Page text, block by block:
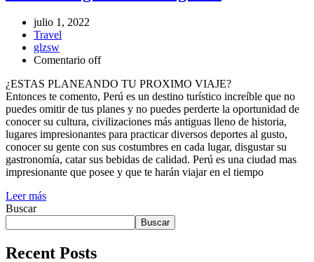
julio 1, 2022
Travel
glzsw
Comentario off
¿ESTAS PLANEANDO TU PROXIMO VIAJE?
Entonces te comento, Perú es un destino turístico increíble que no
puedes omitir de tus planes y no puedes perderte la oportunidad de
conocer su cultura, civilizaciones más antiguas lleno de historia,
lugares impresionantes para practicar diversos deportes al gusto,
conocer su gente con sus costumbres en cada lugar, disgustar su
gastronomía, catar sus bebidas de calidad. Perú es una ciudad mas
impresionante que posee y que te harán viajar en el tiempo
Leer más
Buscar
Buscar
Recent Posts